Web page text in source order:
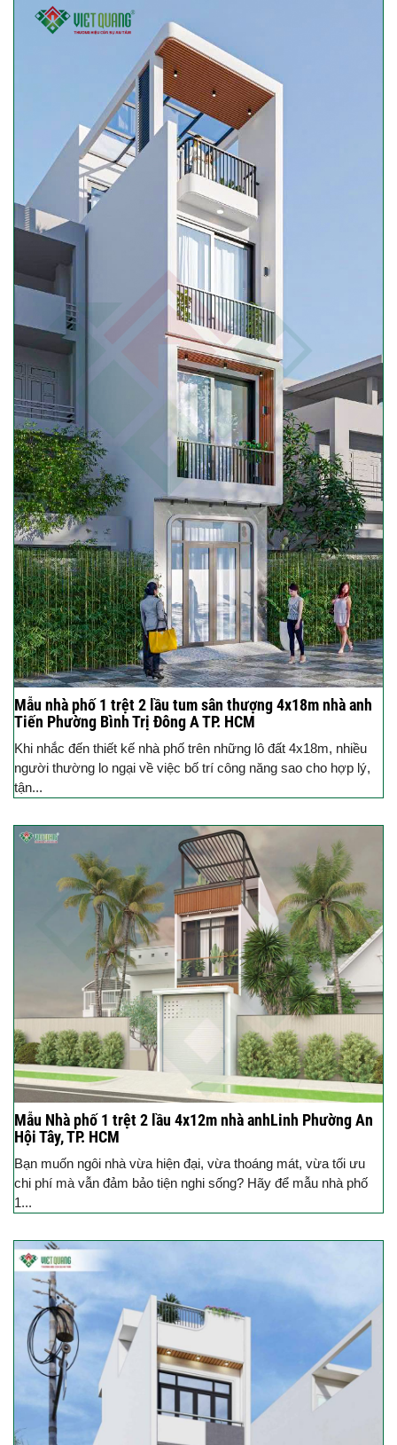
Mẫu nhà phố 1 trệt 2 lầu tum sân thượng 4x18m nhà anh
Tiến Phường Bình Trị Đông A TP. HCM
Khi nhắc đến thiết kế nhà phố trên những lô đất 4x18m, nhiều
người thường lo ngại về việc bố trí công năng sao cho hợp lý,
tận...
Mẫu Nhà phố 1 trệt 2 lầu 4x12m nhà anhLinh Phường An
Hội Tây, TP. HCM
Bạn muốn ngôi nhà vừa hiện đại, vừa thoáng mát, vừa tối ưu
chi phí mà vẫn đảm bảo tiện nghi sống? Hãy để mẫu nhà phố
1...